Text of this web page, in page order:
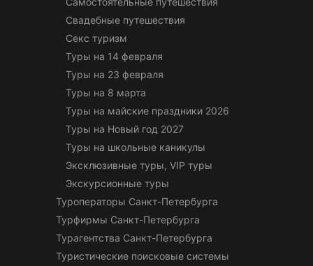
Свадебные путешествия
Секс туризм
Туры на 14 февраля
Туры на 23 февраля
Туры на 8 марта
Туры на майские праздники 2026
Туры на Новый год 2027
Туры на школьные каникулы
Эксклюзивные туры, VIP туры
Экскурсионные туры
Туроператоры Санкт-Петербурга
Турфирмы Санкт-Петербурга
Турагентства Санкт-Петербурга
Туристические поисковые системы